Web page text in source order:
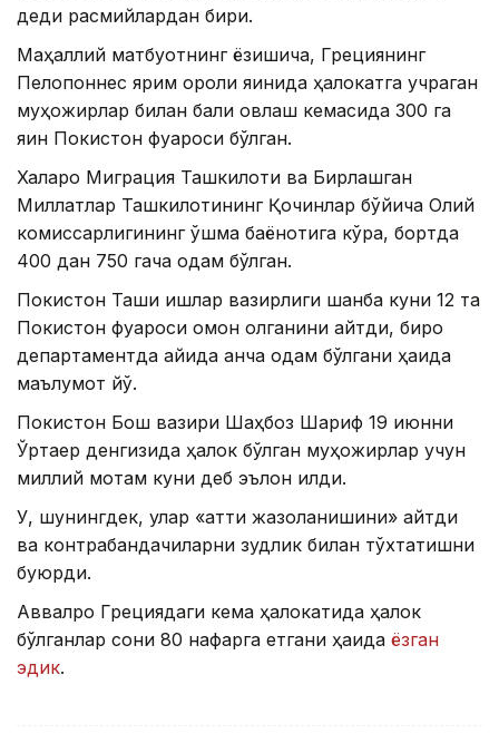
деди расмийлардан бири.
Маҳаллий матбуотнинг ёзишича, Грециянинг
Пелопоннес ярим ороли яқинида ҳалокатга учраган
муҳожирлар билан балиқ овлаш кемасида 300 га
яқин Покистон фуқароси бўлган.
Халқаро Миграция Ташкилоти ва Бирлашган
Миллатлар Ташкилотининг Қочқинлар бўйича Олий
комиссарлигининг қўшма баёнотига кўра, бортда
400 дан 750 гача одам бўлган.
Покистон Ташқи ишлар вазирлиги шанба куни 12 та
Покистон фуқароси омон қолганини айтди, бироқ
департаментда қайиқда қанча одам бўлгани ҳақида
маълумот йўқ.
Покистон Бош вазири Шаҳбоз Шариф 19 июнни
Ўртаер денгизида ҳалок бўлган муҳожирлар учун
миллий мотам куни деб эълон қилди.
У, шунингдек, улар «қаттиқ жазоланишини» айтди
ва контрабандачиларни зудлик билан тўхтатишни
буюрди.
Аввалроқ Грециядаги кема ҳалокатида ҳалок
бўлганлар сони 80 нафарга етгани ҳақида ёзган
эдик.